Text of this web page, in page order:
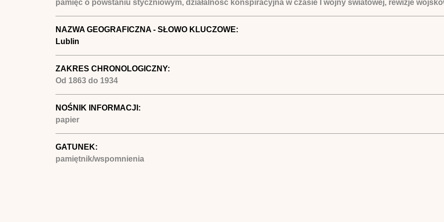
pamięć o powstaniu styczniowym, działalność konspiracyjna w czasie I wojny światowej, rewizje
NAZWA GEOGRAFICZNA - SŁOWO KLUCZOWE:
Lublin
ZAKRES CHRONOLOGICZNY:
Od 1863do 1934
NOŚNIK INFORMACJI:
papier
GATUNEK:
pamiętnik/wspomnienia